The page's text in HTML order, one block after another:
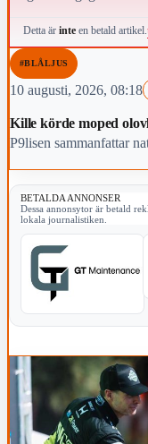
Detta ärinte en betald artikel.
#BLÅLJUS
10 augusti, 2026, 08:18
Kille körde moped
P9lisen sammanfattar
BETALDA ANNONSER
Dessa annonsytor är betald
lokala journalistiken.